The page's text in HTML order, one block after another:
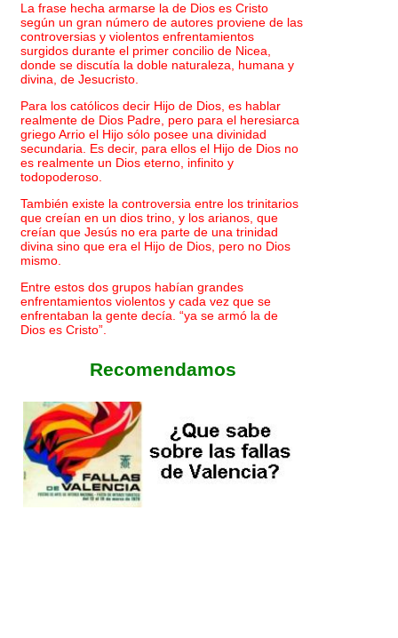
La frase hecha armarse la de Dios es Cristo
según un gran número de autores proviene de las
controversias y violentos enfrentamientos
surgidos durante el primer concilio de Nicea,
donde se discutía la doble naturaleza, humana y
divina, de Jesucristo.
Para los católicos decir Hijo de Dios, es hablar
realmente de Dios Padre, pero para el heresiarca
griego Arrio el Hijo sólo posee una divinidad
secundaria. Es decir, para ellos el Hijo de Dios no
es realmente un Dios eterno, infinito y
todopoderoso.
También existe la controversia entre los trinitarios
que creían en un dios trino, y los arianos, que
creían que Jesús no era parte de una trinidad
divina sino que era el Hijo de Dios, pero no Dios
mismo.
Entre estos dos grupos habían grandes
enfrentamientos violentos y cada vez que se
enfrentaban la gente decía. “ya se armó la de
Dios es Cristo”.